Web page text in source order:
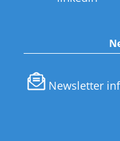
Newsletter